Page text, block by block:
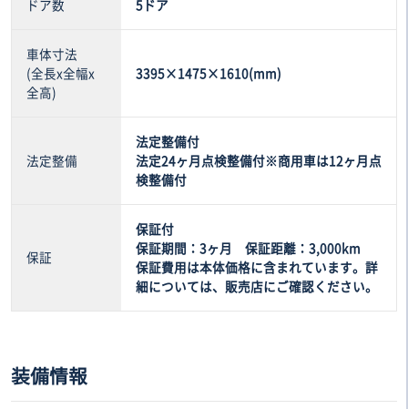
ドア数 5ドア
車体寸法
(全長x全幅x
全高)
3395×1475×1610(mm)
法定整備
法定整備付
法定24ヶ月点検整備付※商用車は12ヶ月点
検整備付
保証
保証付
保証期間：3ヶ月 保証距離：3,000km
保証費用は本体価格に含まれています。詳
細については、販売店にご確認ください。
装備情報